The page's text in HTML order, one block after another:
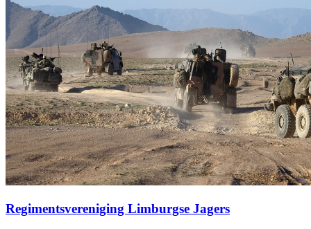
Regimentsvereniging Limburgse Jagers